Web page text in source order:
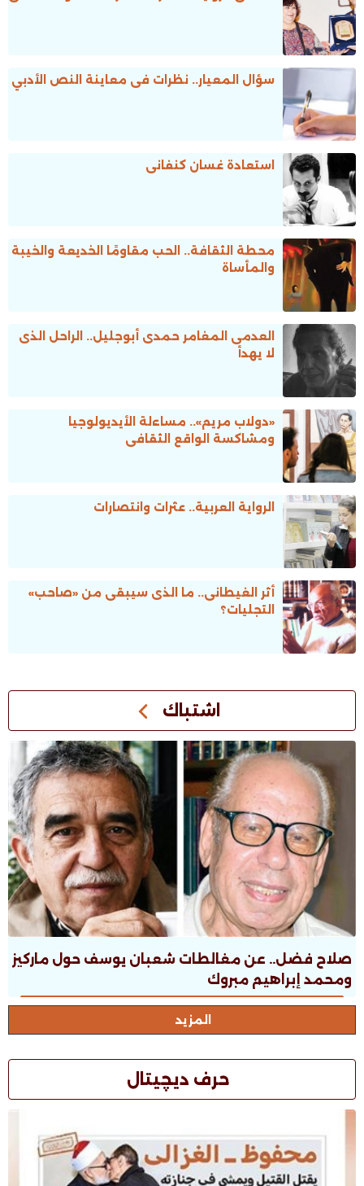
سؤال المعيار.. نظرات فى معاينة النص الأدبي
استعادة غسان كنفانى
محطة الثقافة.. الحب مقاومًا الخديعة والخيبة
والمأساة
العدمى المغامر حمدى أبوجليل.. الراحل الذى
لا يهدأ
«دولاب مريم».. مساءلة الأيديولوجيا
ومشاكسة الواقع الثقافى
الرواية العربية.. عثرات وانتصارات
أثر الغيطانى.. ما الذى سيبقى من «صاحب»
التجليات؟
اشتباك
صلاح فضل.. عن مغالطات شعبان يوسف حول ماركيز
ومحمد إبراهيم مبروك
المزيد
حرف ديچيتال